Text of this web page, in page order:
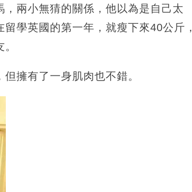
兩小無猜的關係，他以為是自己太
學英國的第一年，就瘦下來40公斤，
擁有了一身肌肉也不錯。